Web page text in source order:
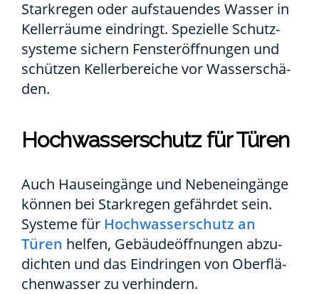
Stark­re­gen oder auf­stau­en­des Was­ser in
Kel­ler­räu­me ein­dringt. Spe­zi­el­le Schutz­
sys­te­me sichern Fens­ter­öff­nun­gen und
schüt­zen Kel­ler­be­rei­che vor Was­ser­schä­
den.
Hoch­was­ser­schutz für Türen
Auch Haus­ein­gän­ge und Neben­ein­gän­ge
kön­nen bei Stark­re­gen gefähr­det sein.
Sys­te­me für Hoch­was­ser­schutz an
Türen hel­fen, Gebäu­de­öff­nun­gen abzu­
dich­ten und das Ein­drin­gen von Ober­flä­
chen­was­ser zu ver­hin­dern.